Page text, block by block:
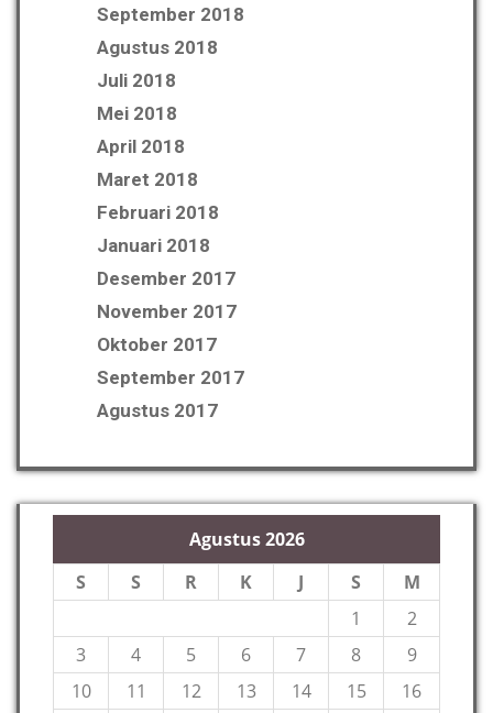
September 2018
Agustus 2018
Juli 2018
Mei 2018
April 2018
Maret 2018
Februari 2018
Januari 2018
Desember 2017
November 2017
Oktober 2017
September 2017
Agustus 2017
Agustus 2026
S
S R K J S
M
1
2
3
4 5 6 7 8
9
10
11 12 13 14 15
16